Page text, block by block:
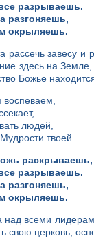
разрываешь.
разгоняешь,
окрыляешь.
завесу и
здесь на
Божье
людей,
твоей.
раскрываешь,
разрываешь.
разгоняешь,
окрыляешь.
всеми
свою церковь,